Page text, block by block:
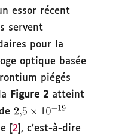
essor récent
servent
pour la
optique basée
piégés
Figure 2 atteint
[ 2 ], c’est-à-dire